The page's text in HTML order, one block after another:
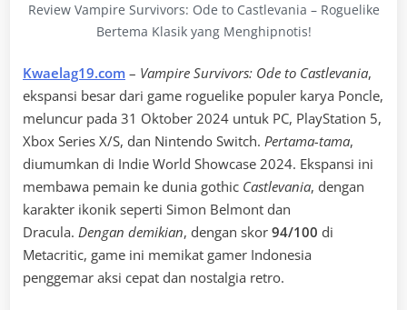
Review Vampire Survivors: Ode to Castlevania – Roguelike
Bertema Klasik yang Menghipnotis!
Kwaelag19.com – Vampire Survivors: Ode to Castlevania,
ekspansi besar dari game roguelike populer karya Poncle,
meluncur pada 31 Oktober 2024 untuk PC, PlayStation 5,
Xbox Series X/S, dan Nintendo Switch. Pertama-tama,
diumumkan di Indie World Showcase 2024. Ekspansi ini
membawa pemain ke dunia gothic Castlevania, dengan
karakter ikonik seperti Simon Belmont dan
Dracula. Dengan demikian, dengan skor 94/100 di
Metacritic, game ini memikat gamer Indonesia
penggemar aksi cepat dan nostalgia retro.